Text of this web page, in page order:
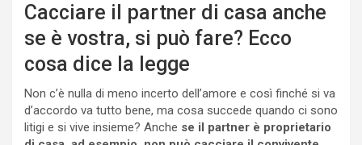
Cacciare il partner di casa anche
se è vostra, si può fare? Ecco
cosa dice la legge
Non c’è nulla di meno incerto dell’amore e così finché si va
d’accordo va tutto bene, ma cosa succede quando ci sono
litigi e si vive insieme? Anche se il partner è proprietario